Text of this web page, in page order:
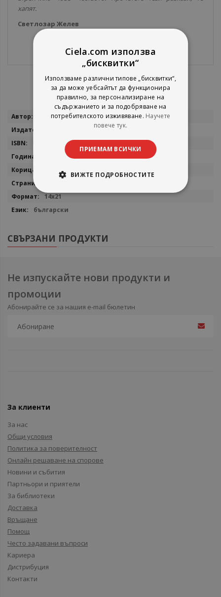
хапят.
Светлозар Желев
Повече
Андрей Велков
9786192181208
14x21
български
СВЪРЗАНИ ПРОДУКТИ
Не изпускайте нови продукти и
промоции
Абонирайте се за нашия e-mail бюлетин
За клиенти
За нас
Общи условия
Политика за поверителност
Онлайн решаване на спорове
Новини и събития
Партньори и приятели
За библиотеки
Доставка
Връщане
Помощ
Често задавани въпроси
Кариера
Дистрибуция
Контакти
Ciela.com използва
„бисквитки“
Използваме различни типове „бисквитки“,
за да може уебсайтът да функционира
правилно, за персонализиране на
съдържанието и за подобряване на
потребителското изживяване. Научете
повече тук.
ПРИЕМАМ ВСИЧКИ
ВИЖТЕ ПОДРОБНОСТИТЕ